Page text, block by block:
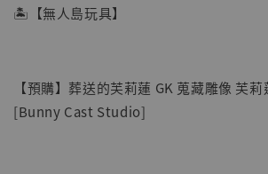
🏝【無人島玩具】
【預購】葬送的芙莉蓮 GK 蒐藏雕像 芙
[Bunny Cast Studio]